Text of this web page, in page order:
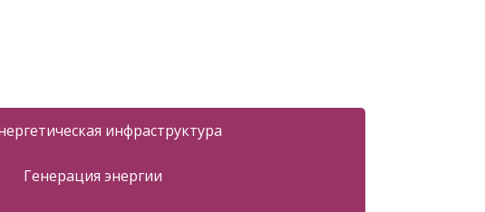
инфраструктура
Генерация энергии